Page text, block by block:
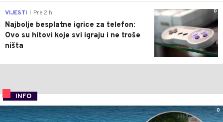
0
VIJESTI Pre 2 h
Najbolje besplatne igrice za telefon:
Ovo su hitovi koje svi igraju i ne troše
ništa
INFO
0